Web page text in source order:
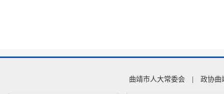
曲靖市人大常委会 政协曲